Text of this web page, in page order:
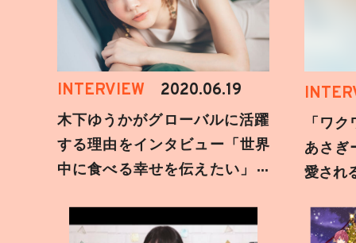
INTERVIEW 2020.06.19
木下ゆうかがグローバルに活躍
する理由をインタビュー「世界
中に食べる幸せを伝えたい」新
「ワ
あさぎ
愛され